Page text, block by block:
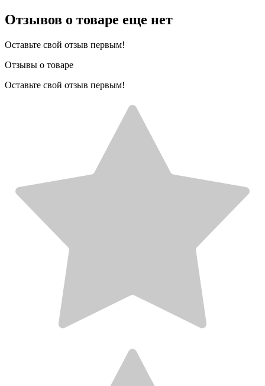
Отзывов о товаре еще нет
Оставьте свой отзыв первым!
Отзывы о товаре
Оставьте свой отзыв первым!